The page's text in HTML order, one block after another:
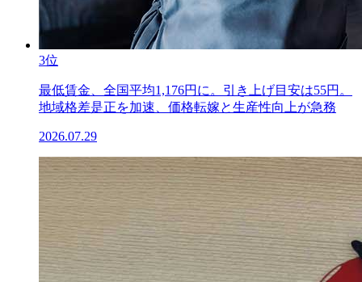
3位
最低賃金、全国平均1,176円に。引き上げ目安は55円。
地域格差是正を加速、価格転嫁と生産性向上が急務
2026.07.29